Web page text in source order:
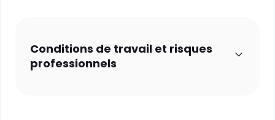
Conditions de travail et risques
professionnels